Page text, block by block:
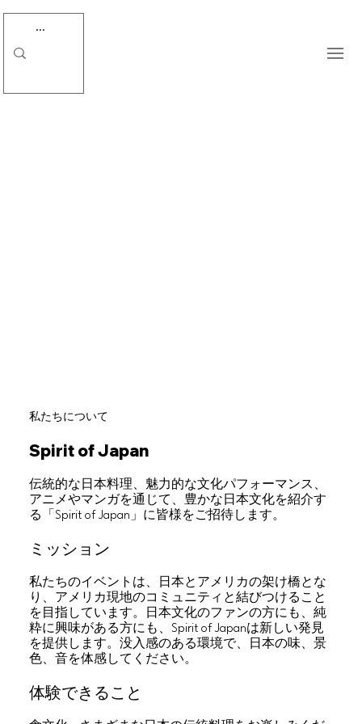
私たちについて
Spirit of Japan
伝統的な日本料理、魅力的な文化パフォーマンス、
アニメやマンガを通じて、豊かな日本文化を紹介す
る「Spirit of Japan」に皆様をご招待します。
ミッション
私たちのイベントは、日本とアメリカの架け橋とな
り、アメリカ現地のコミュニティと結びつけること
を目指しています。日本文化のファンの方にも、純
粋に興味がある方にも、Spirit of Japanは新しい発見
を提供します。没入感のある環境で、日本の味、景
色、音を体感してください。
体験できること